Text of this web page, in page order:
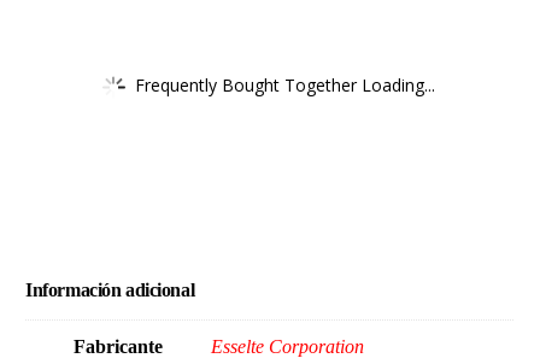
Frequently Bought Together Loading...
Información adicional
Fabricante ‎Esselte Corporation